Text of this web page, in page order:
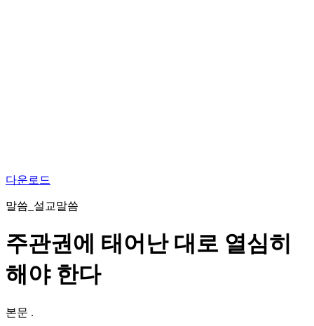
다운로드
말씀_설교말씀
주관권에 태어난 대로 열심히
해야 한다
본문 .